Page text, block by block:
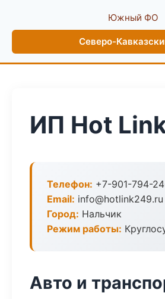
Южный ФО
Северо-
ИП Hot
Телефон: +7-901-794-
Email: info@hotlink249.ru
Город: Нальчик
Режим работы:
Авто и